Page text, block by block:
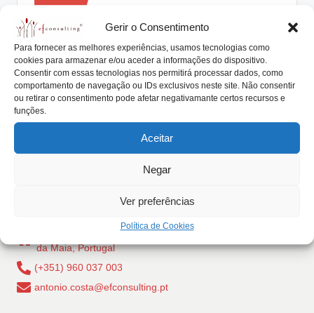
Gerir o Consentimento
Para fornecer as melhores experiências, usamos tecnologias como
cookies para armazenar e/ou aceder a informações do dispositivo.
Consentir com essas tecnologias nos permitirá processar dados, como
comportamento de navegação ou IDs exclusivos neste site. Não consentir
ou retirar o consentimento pode afetar negativamante certos recursos e
funções.
Aceitar
Negar
Ver preferências
Política de Cookies
lt
i
n
g
.
p
t
Posted
in
A cultura da empresa familiar pode
ser um fator diferenciador
by
António Nogueira da Costa Setembro 4, 2015
As empresas familiares são geralmente tipificadas
como um sinónimo de tradição. Se se atender ao…
Rua Dr Carlos Pires Felgueiras, 206 - 1, 4470-157 Cidade
da Maia, Portugal
(+351) 960 037 003
antonio.costa@efconsulting.pt